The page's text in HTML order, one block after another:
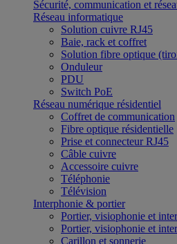
Sécurité, communication et
Réseau informatique
Solution cuivre RJ45
Baie, rack et coffret
Solution fibre optique
Onduleur
PDU
Switch PoE
Réseau numérique résidentiel
Coffret de communication
Fibre optique résidentielle
Prise et connecteur RJ45
Câble cuivre
Accessoire cuivre
Téléphonie
Télévision
Interphonie & portier
Portier, visiophonie et
Portier, visiophonie et
Carillon et sonnerie